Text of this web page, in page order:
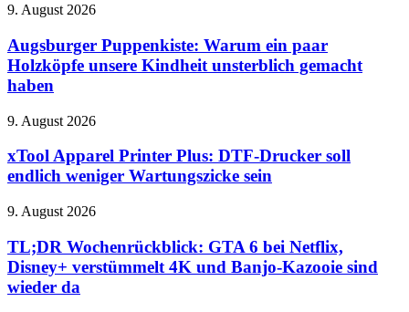
Augsburger
Warum
ein
paar
Holzköpfe
Kindheit
gemacht
haben
9. August 2026
Augsburger Puppenkiste: Warum ein paar
Holzköpfe unsere Kindheit unsterblich gemacht
haben
xTool
Printer
Plus:
DTF-
soll
weniger
Wartungszicke
sein
9. August 2026
xTool Apparel Printer Plus: DTF-Drucker soll
endlich weniger Wartungszicke sein
TL;DR
GTA
6
bei
Netflix,
9. August 2026
TL;DR Wochenrückblick: GTA 6 bei Netflix,
Disney+ verstümmelt 4K und Banjo-Kazooie sind
wieder da